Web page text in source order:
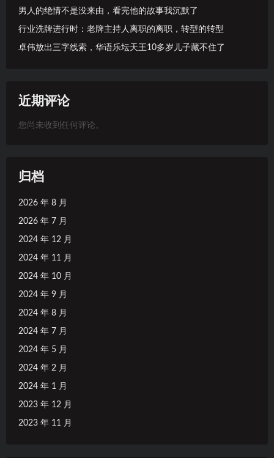
男人的绝情不是没来由，看完他的故事我沉默了
行业洗牌进行时：老牌主持人离职的离职，转型的转型
卓伟放出三字线索，华语乐坛天王10多岁儿子藏不住了
近期评论
您尚未收到任何评论。
归档
2026 年 8 月
2026 年 7 月
2024 年 12 月
2024 年 11 月
2024 年 10 月
2024 年 9 月
2024 年 8 月
2024 年 7 月
2024 年 5 月
2024 年 2 月
2024 年 1 月
2023 年 12 月
2023 年 11 月